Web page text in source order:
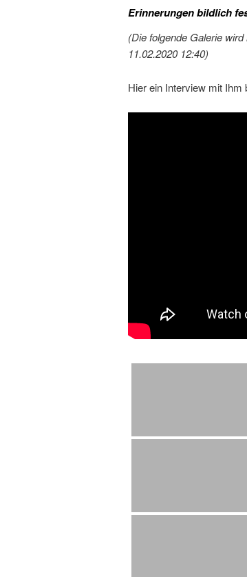
Erinnerungen bildlich
(Die folgende Galerie
11.02.2020 12:40)
Hier ein Interview mit Ihm